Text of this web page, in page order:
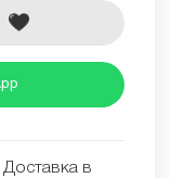
Доставка в